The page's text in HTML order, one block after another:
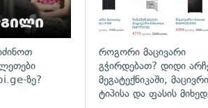
ზე?
როგორი მაცივარი
გჭირდებათ? დიდი
მეგატექნიკაში,
ტიპისა და ფასის